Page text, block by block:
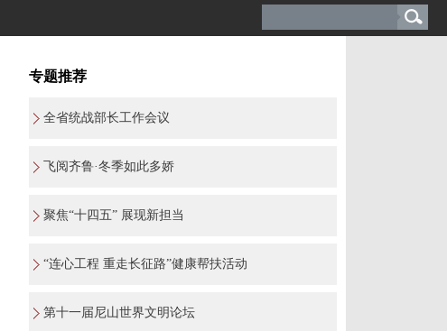
专题推荐
全省统战部长工作会议
飞阅齐鲁·冬季如此多娇
聚焦“十四五” 展现新担当
“连心工程 重走长征路”健康帮扶活动
第十一届尼山世界文明论坛